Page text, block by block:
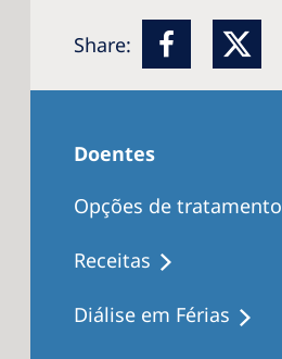
Share:
Doentes
Opções de tratamento
Receitas
Diálise em Férias